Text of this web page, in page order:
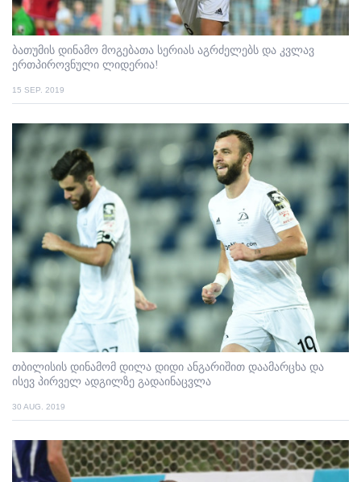
ბათუმის დინამო მოგებათა სერიას აგრძელებს და კვლავ
ერთპიროვნული ლიდერია!
15 SEP. 2019
თბილისის დინამომ დილა დიდი ანგარიშით დაამარცხა და
ისევ პირველ ადგილზე გადაინაცვლა
30 AUG. 2019